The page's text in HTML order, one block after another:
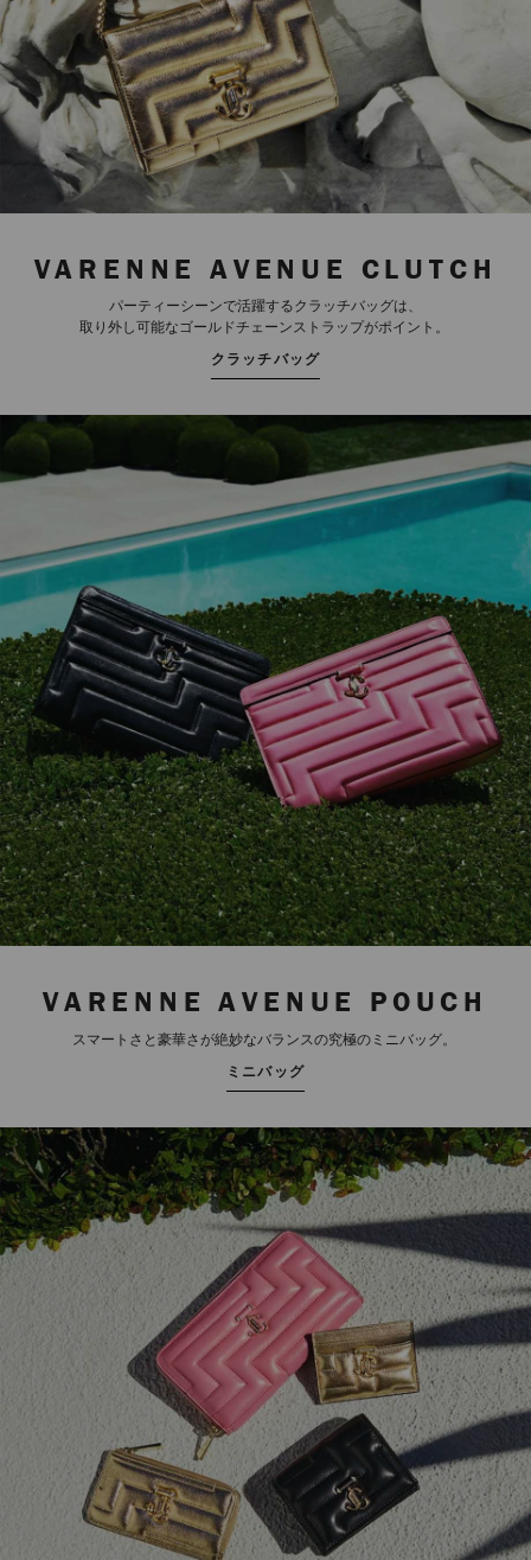
VARENNE AVENUE CLUTCH
パーティーシーンで活躍するクラッチバッグは、
取り外し可能なゴールドチェーンストラップがポイント。
クラッチバッグ
VARENNE AVENUE POUCH
スマートさと豪華さが絶妙なバランスの究極のミニバッグ。
ミニバッグ